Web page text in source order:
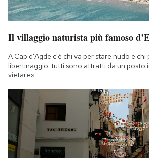
Il villaggio naturista più famoso
A Cap d'Agde c'è chi va per stare nudo e chi
libertinaggio: tutti sono attratti da un posto
vietare»